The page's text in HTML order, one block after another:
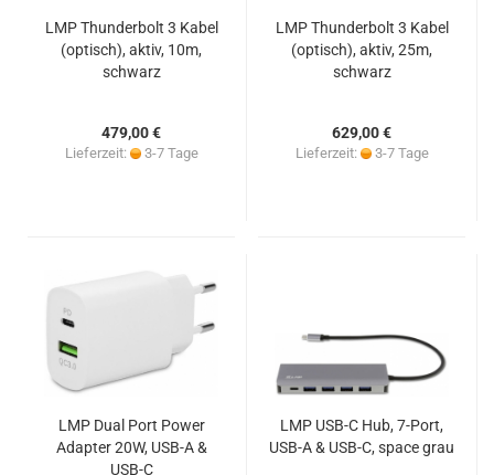
LMP Thunderbolt 3 Kabel
(optisch), aktiv, 10m,
schwarz
479,00 €
Lieferzeit: 3-7 Tage
LMP Thunderbolt 3 Kabel
(optisch), aktiv, 25m,
schwarz
629,00 €
Lieferzeit: 3-7 Tage
LMP Dual Port Power
Adapter 20W, USB-A &
USB-C
LMP USB-C Hub, 7-Port,
USB-A & USB-C, space grau